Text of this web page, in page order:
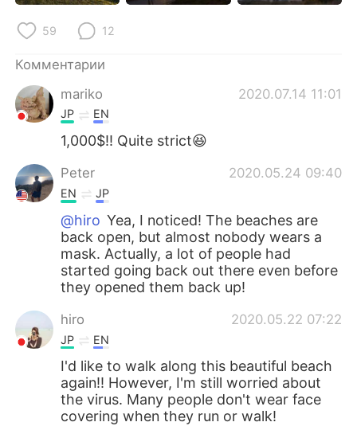
59 12
Комментарии
mariko
2020.07.14 11:01
JP EN
1,000$!! Quite strict😆
Peter 2020.05.24 09:40
EN JP
@hiro Yea, I noticed! The beaches are
back open, but almost nobody wears a
mask. Actually, a lot of people had
started going back out there even before
they opened them back up!
hiro 2020.05.22 07:22
JP EN
I'd like to walk along this beautiful beach
again!! However, I'm still worried about
the virus. Many people don't wear face
covering when they run or walk!